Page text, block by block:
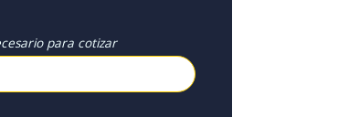
para cotizar